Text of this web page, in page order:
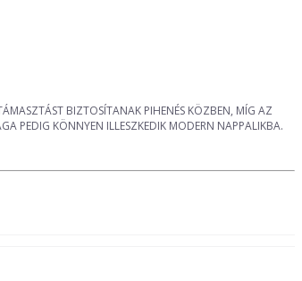
BIZTOSÍTANAK PIHENÉS KÖZBEN, MÍG AZ
PEDIG KÖNNYEN ILLESZKEDIK MODERN NAPPALIKBA.